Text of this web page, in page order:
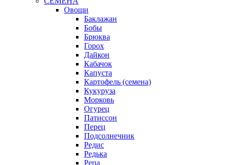
Овощи
Баклажан
Бобы
Брюква
Горох
Дайкон
Кабачок
Капуста
Картофель (семена)
Кукуруза
Морковь
Огурец
Патиссон
Перец
Подсолнечник
Редис
Редька
Репа